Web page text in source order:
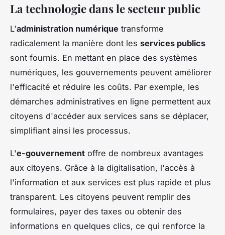
La technologie dans le secteur public
L'administration numérique transforme
radicalement la manière dont les services publics
sont fournis. En mettant en place des systèmes
numériques, les gouvernements peuvent améliorer
l'efficacité et réduire les coûts. Par exemple, les
démarches administratives en ligne permettent aux
citoyens d'accéder aux services sans se déplacer,
simplifiant ainsi les processus.
L'e-gouvernement offre de nombreux avantages
aux citoyens. Grâce à la digitalisation, l'accès à
l'information et aux services est plus rapide et plus
transparent. Les citoyens peuvent remplir des
formulaires, payer des taxes ou obtenir des
informations en quelques clics, ce qui renforce la